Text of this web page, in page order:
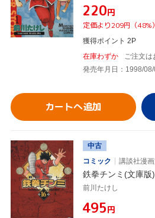
¥220円
定価より209円（48%
獲得ポイント 2P
在庫わずか
ご注文は
発売年月日：1998/08/
カートへ追加
中古
コミック
講談社漫
鉄拳チンミ(文庫
前川たけし
¥495円